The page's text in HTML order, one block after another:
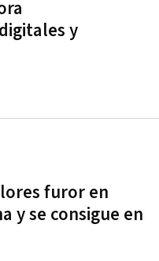
y
furor en
y se consigue en